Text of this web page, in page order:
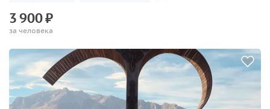
3900₽
за человека